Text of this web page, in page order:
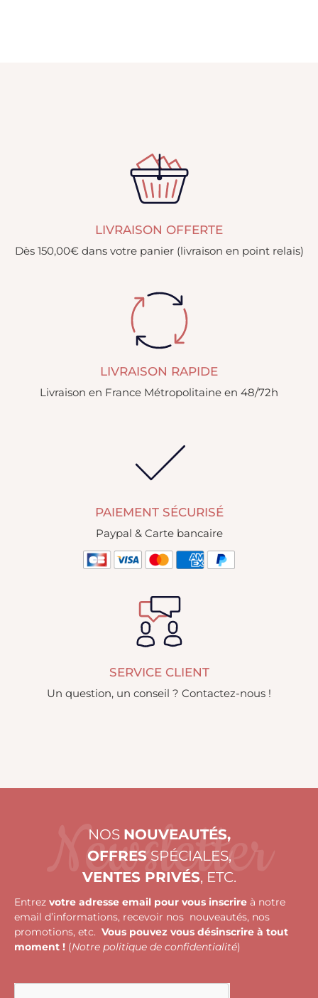
LIVRAISON OFFERTE
Dès 150,00€ dans votre panier (livraison en point relais)
LIVRAISON RAPIDE
Livraison en France Métropolitaine en 48/72h
PAIEMENT SÉCURISÉ
Paypal & Carte bancaire
SERVICE CLIENT
Un question, un conseil ? Contactez-nous !
NOS NOUVEAUTÉS,
OFFRESSPÉCIALES,
VENTES PRIVÉS, ETC.
Newsletter
Entrez votre adresse email pour vous inscrire à notre
email d’informations, recevoir nos nouveautés, nos
promotions, etc. Vous pouvez vous désinscrire à tout
moment ! (Notre politique de confidentialité)